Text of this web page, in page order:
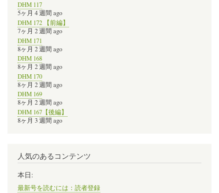
DHM 117
5ヶ月 4 週間 ago
DHM 172 【前編】
7ヶ月 2 週間 ago
DHM 171
8ヶ月 2 週間 ago
DHM 168
8ヶ月 2 週間 ago
DHM 170
8ヶ月 2 週間 ago
DHM 169
8ヶ月 2 週間 ago
DHM 167【後編】
8ヶ月 3 週間 ago
人気のあるコンテンツ
本日:
最新号を読むには：読者登録